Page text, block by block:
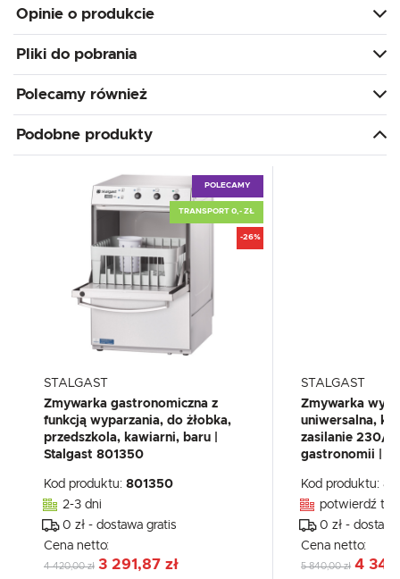
Opinie o produkcie
Pliki do pobrania
Polecamy również
Podobne produkty
POLECAMY
TRANSPORT 0,- ZŁ
-26%
STALGAST
Zmywarka gastronomiczna z
funkcją wyparzania, do żłobka,
przedszkola, kawiarni, baru |
Stalgast 801350
Kod produktu: 801350
2-3 dni
0 zł - dostawa gratis
Cena netto:
4 420,00 zł 3 291,87 zł
STALGAST
Zmywarka
uniwersalna,
zasilanie 230/
gastronomii |
Kod produktu:
potwierdź
0 zł -
Cena netto:
5 840,00 zł 4